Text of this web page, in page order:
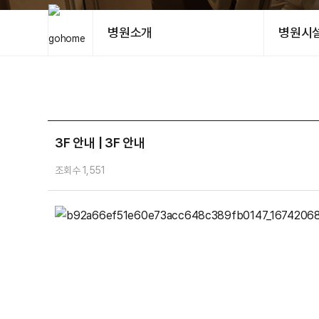
병원소개 병원시
3F 안내 | 3F 안내
조회수 1,551